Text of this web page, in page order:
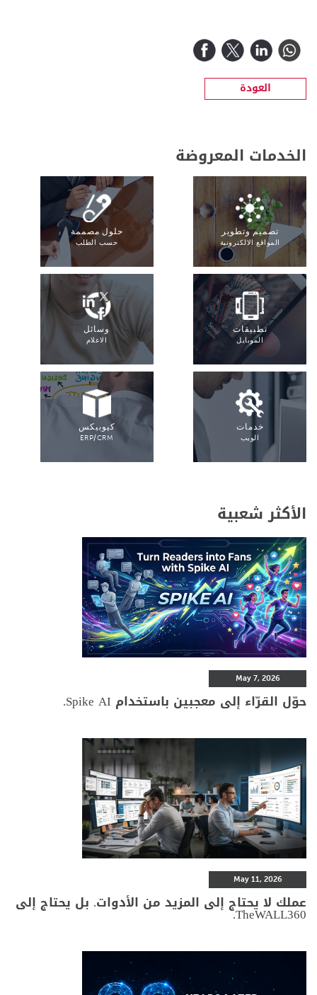
العودة
الخدمات المعروضة
تصميم وتطوير
المواقع الالكترونية
حلول مصممة
حسب الطلب
تطبيقات
الموبايل
وسائل
الاعلام
خدمات
الويب
كيوبيكس
ERP/CRM
الأكثر شعبية
May 7, 2026
حوّل القرّاء إلى معجبين باستخدام Spike AI.
May 11, 2026
عملك لا يحتاج إلى المزيد من الأدوات. بل يحتاج إلى
TheWALL360.